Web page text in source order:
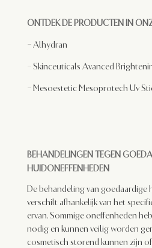
ONTDEK DE PRODUCTEN IN
–Alhydran
– Skinceuticals Avanced
– Mesoestetic Mesoprotech Uv
BEHANDELINGEN TEGEN
HUIDONEFFENHEDEN
De behandeling van goedaardige
verschilt afhankelijk van het
ervan. Sommige oneffenheden
nodig en kunnen veilig worden
cosmetisch storend kunnen zijn